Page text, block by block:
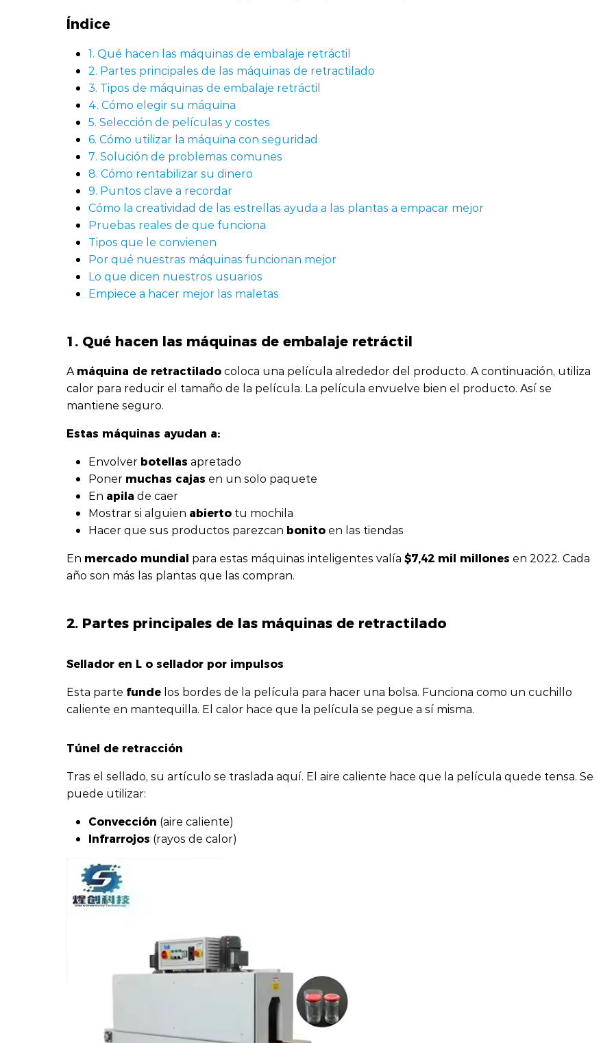
Índice
1. Qué hacen las máquinas de embalaje retráctil
2. Partes principales de las máquinas de retractilado
3. Tipos de máquinas de embalaje retráctil
4. Cómo elegir su máquina
5. Selección de películas y costes
6. Cómo utilizar la máquina con seguridad
7. Solución de problemas comunes
8. Cómo rentabilizar su dinero
9. Puntos clave a recordar
Cómo la creatividad de las estrellas ayuda a las plantas a empacar mejor
Pruebas reales de que funciona
Tipos que le convienen
Por qué nuestras máquinas funcionan mejor
Lo que dicen nuestros usuarios
Empiece a hacer mejor las maletas
1. Qué hacen las máquinas de embalaje retráctil
A máquina de retractiladocoloca una película alrededor del producto. A continuación, utiliza
calor para reducir el tamaño de la película. La película envuelve bien el producto. Así se
mantiene seguro.
Estas máquinas ayudan a:
Envolver botellas apretado
Poner muchas cajas en un solo paquete
En apila de caer
Mostrar si alguien abierto tu mochila
Hacer que sus productos parezcan bonito en las tiendas
En mercado mundial para estas máquinas inteligentes valía $7,42 mil millones en 2022. Cada
año son más las plantas que las compran.
2. Partes principales de las máquinas de retractilado
Sellador en L o sellador por impulsos
Esta parte funde los bordes de la película para hacer una bolsa. Funciona como un cuchillo
caliente en mantequilla. El calor hace que la película se pegue a sí misma.
Túnel de retracción
Tras el sellado, su artículo se traslada aquí. El aire caliente hace que la película quede tensa. Se
puede utilizar:
Convección (aire caliente)
Infrarrojos (rayos de calor)